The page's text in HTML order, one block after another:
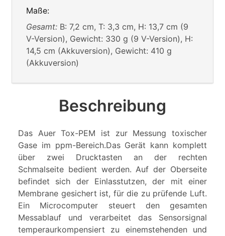
Maße:
Gesamt: B: 7,2 cm, T: 3,3 cm, H: 13,7 cm (9
V-Version), Gewicht: 330 g (9 V-Version), H:
14,5 cm (Akkuversion), Gewicht: 410 g
(Akkuversion)
Beschreibung
Das Auer Tox-PEM ist zur Messung toxischer
Gase im ppm-Bereich.Das Gerät kann komplett
über zwei Drucktasten an der rechten
Schmalseite bedient werden. Auf der Oberseite
befindet sich der Einlasstutzen, der mit einer
Membrane gesichert ist, für die zu prüfende Luft.
Ein Microcomputer steuert den gesamten
Messablauf und verarbeitet das Sensorsignal
temperaurkompensiert zu einemstehenden und